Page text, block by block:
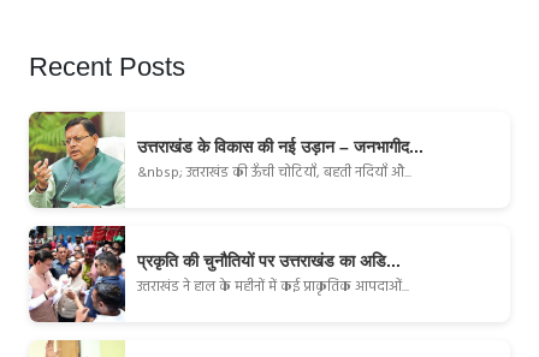
Recent Posts
उत्तराखंड के विकास की नई उड़ान – जनभागीद...
&nbsp; उत्तराखंड की ऊँची चोटियाँ, बहती नदियाँ औ...
प्रकृति की चुनौतियों पर उत्तराखंड का अडि...
उत्तराखंड ने हाल के महीनों में कई प्राकृतिक आपदाओं...